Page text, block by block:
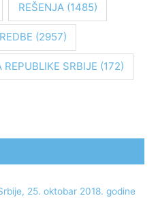
REŠENJA(1485)
(2957)
REPUBLIKE SRBIJE (172)
25. oktobar 2018. godine